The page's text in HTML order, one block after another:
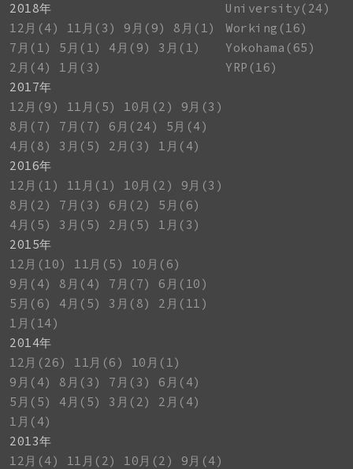
2018年
12月(4)
11月(3) 9月(9)
8月(1)
7月(1)
5月(1) 4月(9)
3月(1)
2月(4)
1月(3)
2017年
12月(9)
11月(5) 10月(2)
9月(3)
8月(7)
7月(7) 6月(24)
5月(4)
4月(8)
3月(5) 2月(3)
1月(4)
2016年
12月(1)
11月(1) 10月(2)
9月(3)
8月(2)
7月(3) 6月(2)
5月(6)
4月(5)
3月(5) 2月(5)
1月(3)
2015年
12月(10)
11月(5)
10月(6)
9月(4)
8月(4) 7月(7)
6月(10)
5月(6)
4月(5) 3月(8)
2月(11)
1月(14)
2014年
12月(26)
11月(6)
10月(1)
9月(4)
8月(3) 7月(3)
6月(4)
5月(5)
4月(5) 3月(2)
2月(4)
1月(4)
2013年
12月(4)
11月(2) 10月(2)
9月(4)
University(24)
Working(16)
Yokohama(65)
YRP(16)